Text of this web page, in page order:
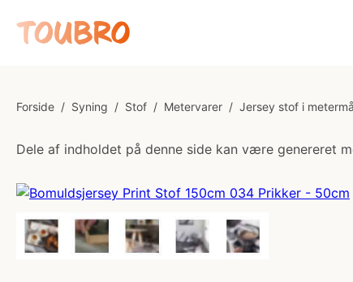
Forside / Syning / Stof / Metervarer / Jersey stof i
Dele af indholdet på denne side kan være genereret